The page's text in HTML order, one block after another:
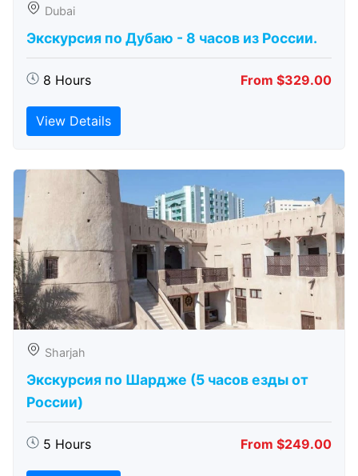
Dubai
Экскурсия по Дубаю - 8 часов из России.
8 Hours From $329.00
View Details
Sharjah
Экскурсия по Шардже (5 часов езды от
России)
5 Hours From $249.00